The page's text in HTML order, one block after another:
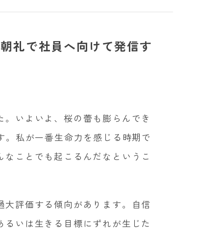
礼で社員へ向けて発信す
いよいよ、桜の蕾も膨らんでき
私が一番生命力を感じる時期で
ことでも起こるんだなというこ
評価する傾向があります。自信
いは生きる目標にずれが生じた